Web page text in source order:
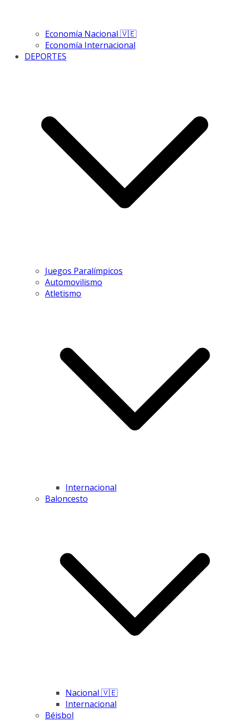
Economía Nacional 🇻🇪
Economía Internacional
DEPORTES
Juegos Paralímpicos
Automovilismo
Atletismo
Internacional
Baloncesto
Nacional 🇻🇪
Internacional
Béisbol